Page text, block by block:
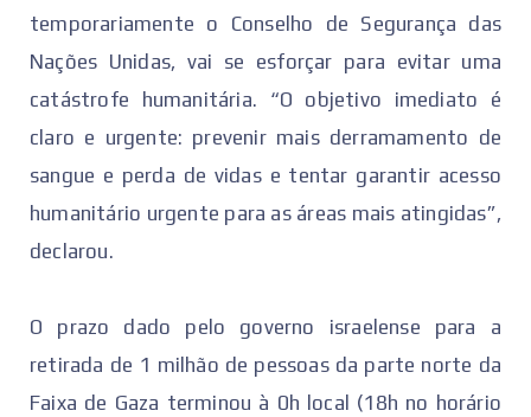
temporariamente o Conselho de Segurança das
Nações Unidas, vai se esforçar para evitar uma
catástrofe humanitária. “O objetivo imediato é
claro e urgente: prevenir mais derramamento de
sangue e perda de vidas e tentar garantir acesso
humanitário urgente para as áreas mais atingidas”,
declarou.
O prazo dado pelo governo israelense para a
retirada de 1 milhão de pessoas da parte norte da
Faixa de Gaza terminou à 0h local (18h no horário